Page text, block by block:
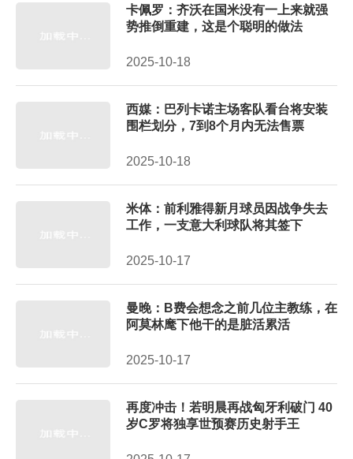
卡佩罗：齐沃在国米没有一上来就强
势推倒重建，这是个聪明的做法
2025-10-18
西媒：巴列卡诺主场客队看台将安装
围栏划分，7到8个月内无法售票
2025-10-18
米体：前利雅得新月球员因战争失去
工作，一支意大利球队将其签下
2025-10-17
曼晚：B费会想念之前几位主教练，在
阿莫林麾下他干的是脏活累活
2025-10-17
再度冲击！若明晨再战匈牙利破门 40
岁C罗将独享世预赛历史射手王